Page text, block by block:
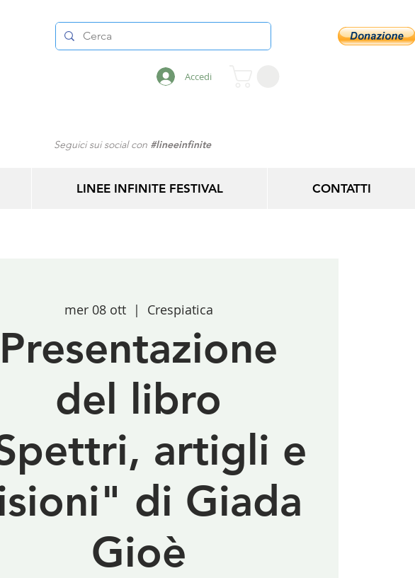
Accedi
Seguici sui social con #lineeinfinite
LINEE INFINITE FESTIVAL CONTATTI
mer 08 ott
  |
Crespiatica
Presentazione
del libro
artigli e
di Giada
Gioè